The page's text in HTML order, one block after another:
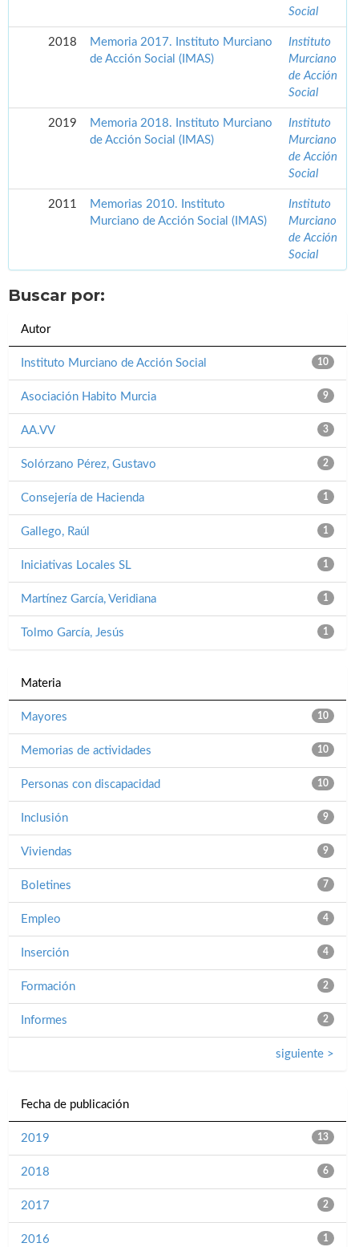
Social
2018
Memoria 2017. Instituto Murciano
de Acción Social (IMAS)
Instituto
Murciano
de Acción
Social
2019
Memoria 2018. Instituto Murciano
de Acción Social (IMAS)
Instituto
Murciano
de Acción
Social
2011
Memorias 2010. Instituto
Murciano de Acción Social (IMAS)
Instituto
Murciano
de Acción
Social
Buscar por:
Autor
10
Instituto Murciano de Acción Social
9
Asociación Habito Murcia
3
AA.VV
2
Solórzano Pérez, Gustavo
1
Consejería de Hacienda
1
Gallego, Raúl
1
Iniciativas Locales SL
1
Martínez García, Veridiana
1
Tolmo García, Jesús
Materia
10
Mayores
10
Memorias de actividades
10
Personas con discapacidad
9
Inclusión
9
Viviendas
7
Boletines
4
Empleo
4
Inserción
2
Formación
2
Informes
siguiente >
Fecha de publicación
13
2019
6
2018
2
2017
1
2016